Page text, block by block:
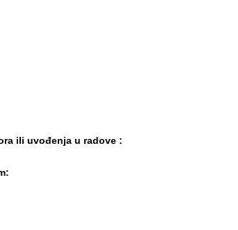
ili uvođenja u radove :